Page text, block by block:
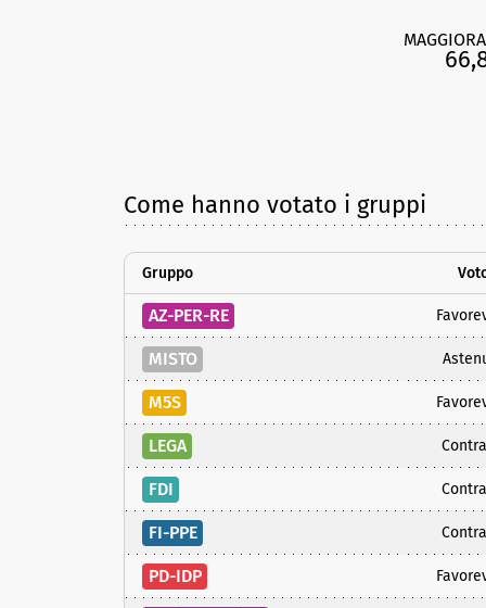
Come hanno votato i gruppi
Gruppo
AZ-PER-RE
MISTO
M5S
LEGA
FDI
FI-PPE
PD-IDP